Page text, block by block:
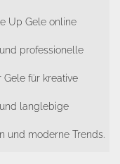
Up Gele online
professionelle
Gele für kreative
langlebige
und moderne Trends.